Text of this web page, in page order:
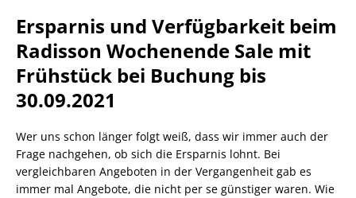
Ersparnis und Verfügbarkeit beim
Radisson Wochenende Sale mit
Frühstück bei Buchung bis
30.09.2021
Wer uns schon länger folgt weiß, dass wir immer auch der
Frage nachgehen, ob sich die Ersparnis lohnt. Bei
vergleichbaren Angeboten in der Vergangenheit gab es
immer mal Angebote, die nicht per se günstiger waren. Wie